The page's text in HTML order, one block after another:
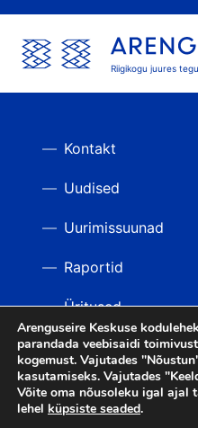
Riigikogu juures
Kontakt
Uudised
Uurimissuunad
Raportid
Üritused
Videod
Arenguseire Keskuse
parandada veebisaidi
kogemust. Vajutades
kasutamiseks. Vajutades
Võite oma nõusoleku igal ajal
lehel küpsiste seaded.